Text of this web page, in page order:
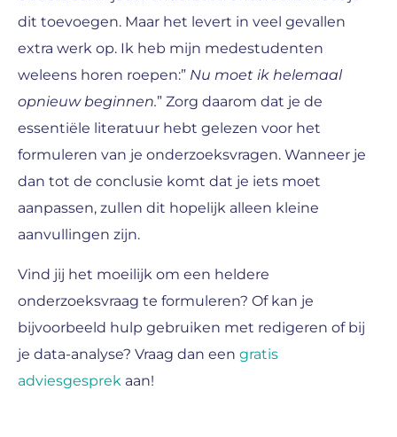
dit toevoegen. Maar het levert in veel gevallen
extra werk op. Ik heb mijn medestudenten
weleens horen roepen:” Nu moet ik helemaal
opnieuw beginnen.” Zorg daarom dat je de
essentiële literatuur hebt gelezen voor het
formuleren van je onderzoeksvragen. Wanneer je
dan tot de conclusie komt dat je iets moet
aanpassen, zullen dit hopelijk alleen kleine
aanvullingen zijn.
Vind jij het moeilijk om een heldere
onderzoeksvraag te formuleren? Of kan je
bijvoorbeeld hulp gebruiken met redigeren of bij
je data-analyse? Vraag dan een gratis
adviesgesprek aan!